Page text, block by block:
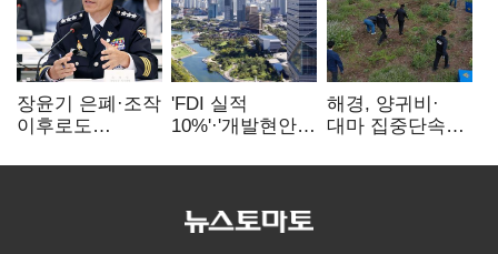
장윤기 은폐·조작
이후로도
내부비위…경찰
'FDI 실적
10%'·'개발현안
인천경제청장
해경, 양귀비·
대마 집중단속…
249명 검거